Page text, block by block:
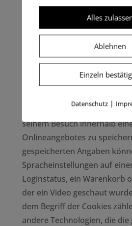
Einsatz von Cookies
Cookies sind Textdateien, die
besuchten Websites oder
des Benutzers gespeichert
über einen Benutzer
seinem Besuch innerhalb
Onlineangebotes zu
gespeicherten Angaben
Spracheinstellungen auf
Loginstatus, ein Warenkorb
der ein Video geschaut
dem Begriff der Cookies
andere Technologien, die die
Alles
Ablehnen
Einzeln
Datenschutz|